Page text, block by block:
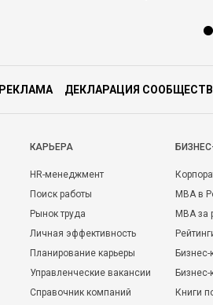
РЕКЛАМА ДЕКЛАРАЦИЯ
КАРЬЕРА
HR-менеджмент
Поиск работы
Рынок труда
Личная эффективность
Планирование карьеры
Управленческие вакансии
Справочник компаний
MBA в
MBA
Бизнес-
Книги